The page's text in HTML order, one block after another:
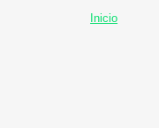
Inicio